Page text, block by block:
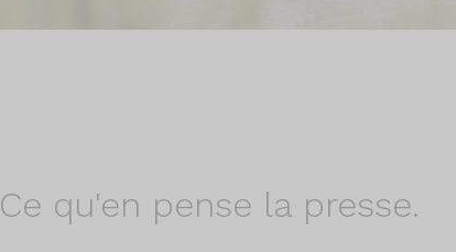
Ce qu'en pense la presse.